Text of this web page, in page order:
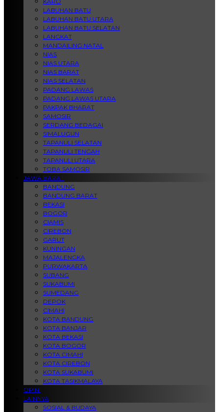
LABUHAN BATU
LABUHAN BATU UTARA
LABUHAN BATU SELATAN
LANGKAT
MANDAILING NATAL
NIAS
NIAS UTARA
NIAS BARAT
NIAS SELATAN
PADANG LAWAS
PADANG LAWAS UTARA
PAKPAK BHARAT
SAMOSIR
SERDANG BEDAGAI
SIMALUGUN
TAPANULI SELATAN
TAPANULI TENGAH
TAPANULI UTARA
TOBA SAMOSIR
JAWA BARAT
BANDUNG
BANDUNG BARAT
BEKASI
BOGOR
CIAMIS
CIREBON
GARUT
KUNINGAN
MAJALENGKA
PURWAKARTA
SUBANG
SUKABUMI
SUMEDANG
DEPOK
CIMAHI
KOTA BANDUNG
KOTA BANJAR
KOTA BEKASI
KOTA BOGOR
KOTA CIMAHI
KOTA CIREBON
KOTA SUKABUMI
KOTA TASIKMALAYA
OPINI
LAINNYA
SOSIAL & BUDAYA